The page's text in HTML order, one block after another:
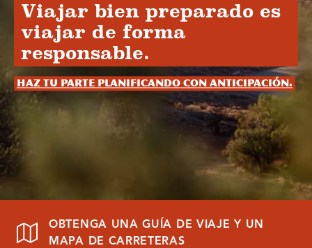
Viajar bien preparado es
viajar de forma
responsable.
Haz tu parte planificando con anticipación.
OBTENGA UNA GUÍA DE VIAJE Y UN
MAPA DE CARRETERAS